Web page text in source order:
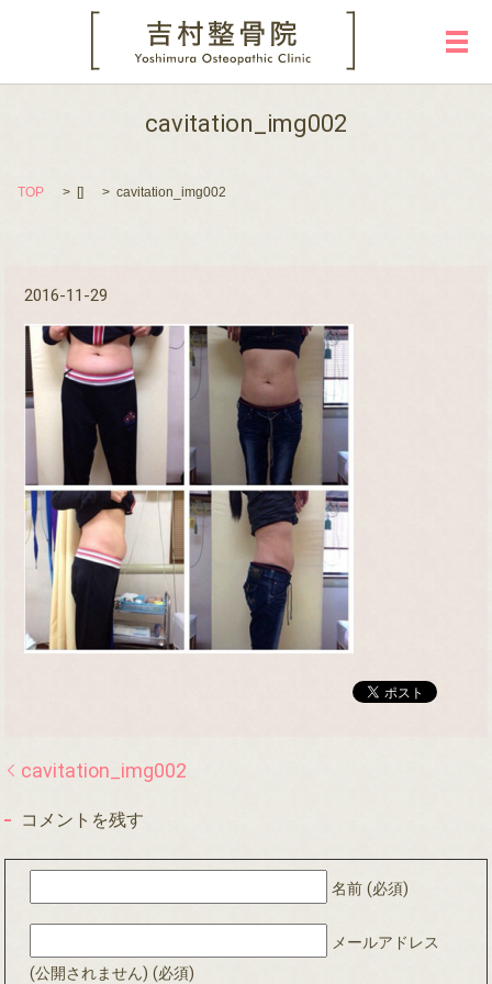
メ
cavitation_img002
TOP [] cavitation_img002
2016-11-29
cavitation_img002
コメントを残す
名前 (必須)
メールアドレス
(公開されません) (必須)